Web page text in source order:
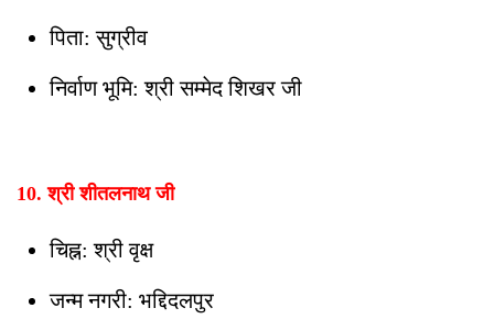
पिता: सुग्रीव
निर्वाण भूमि: श्री सम्मेद शिखर जी
10. श्री शीतलनाथ जी
चिह्न: श्री वृक्ष
जन्म नगरी: भद्दिदलपुर